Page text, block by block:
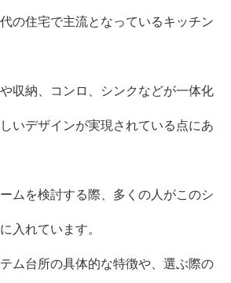
の住宅で主流となっているキッチン
収納、コンロ、シンクなどが一体化
いデザインが実現されている点にあ
ムを検討する際、多くの人がこのシ
入れています。
ム台所の具体的な特徴や、選ぶ際の